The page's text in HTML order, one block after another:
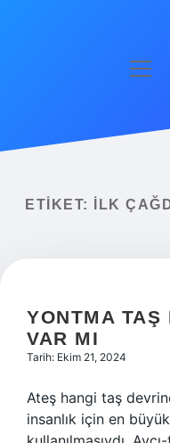
ETIKET: İLK
YONTMA TAŞ
VAR MI
Tarih: Ekim 21, 2024
Ateş hangi taş
insanlık için en